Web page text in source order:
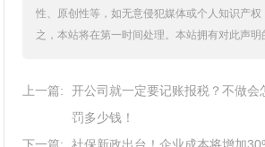
性、原创性等，如无意侵犯媒体或个人知识产
之，本站将在第一时间处理。本站拥有对此声明
上一篇:
开公司就一定要记账报税？不做会
罚多少钱！